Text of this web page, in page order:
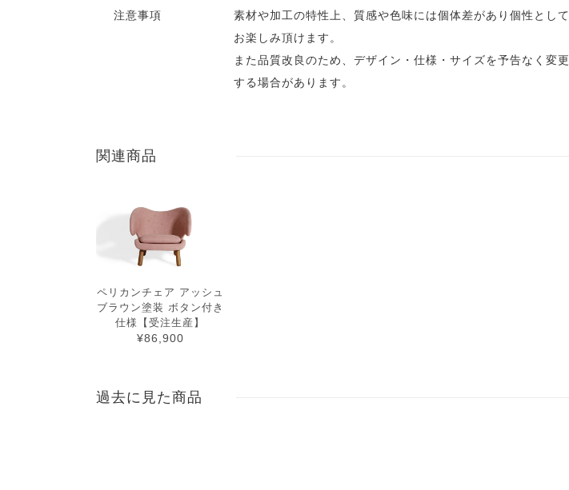
注意事項
素材や加工の特性上、質感や色味には個体差があり個性として
お楽しみ頂けます。
また品質改良のため、デザイン・仕様・サイズを予告なく変更
する場合があります。
関連商品
ペリカンチェア アッシュ
ブラウン塗装 ボタン付き
仕様【受注生産】
¥86,900
過去に見た商品